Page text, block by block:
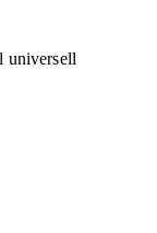
universell